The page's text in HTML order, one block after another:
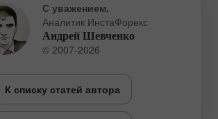
С уважением,
Аналитик ИнстаФорекс
Андрей Шевченко
© 2007-2026
К списку статей автора